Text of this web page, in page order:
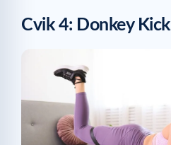
Cvik 4: Donkey